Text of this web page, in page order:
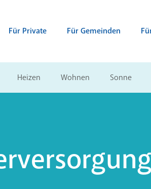
Für Private Für Gemeinden
Heizen Wohnen Sonne